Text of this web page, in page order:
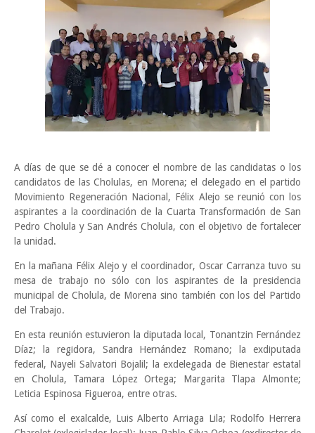
A días de que se dé a conocer el nombre de las candidatas o los
candidatos de las Cholulas, en Morena; el delegado en el partido
Movimiento Regeneración Nacional, Félix Alejo se reunió con los
aspirantes a la coordinación de la Cuarta Transformación de San
Pedro Cholula y San Andrés Cholula, con el objetivo de fortalecer
la unidad.
En la mañana Félix Alejo y el coordinador, Oscar Carranza tuvo su
mesa de trabajo no sólo con los aspirantes de la presidencia
municipal de Cholula, de Morena sino también con los del Partido
del Trabajo.
En esta reunión estuvieron la diputada local, Tonantzin Fernández
Díaz; la regidora, Sandra Hernández Romano; la exdiputada
federal, Nayeli Salvatori Bojalil; la exdelegada de Bienestar estatal
en Cholula, Tamara López Ortega; Margarita Tlapa Almonte;
Leticia Espinosa Figueroa, entre otras.
Así como el exalcalde, Luis Alberto Arriaga Lila; Rodolfo Herrera